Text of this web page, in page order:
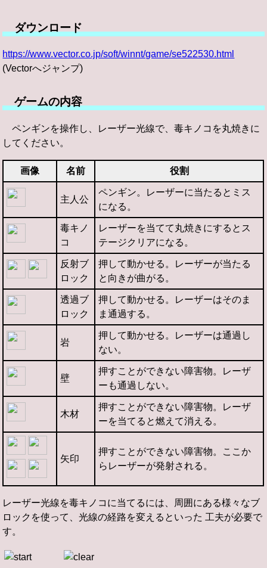
ダウンロード
https://www.vector.co.jp/soft/winnt/game/se522530.html
(Vectorへジャンプ)
ゲームの内容
ペンギンを操作し、レーザー光線で、毒キノコを丸焼きに
してください。
画像 名前 役割
主人公
ペンギン。レーザーに当たるとミス
になる。
毒キノ
コ
レーザーを当てて丸焼きにするとス
テージクリアになる。
反射ブ
ロック
押して動かせる。レーザーが当たる
と向きが曲がる。
透過ブ
ロック
押して動かせる。レーザーはそのま
ま通過する。
岩
押して動かせる。レーザーは通過し
ない。
壁
押すことができない障害物。レーザ
ーも通過しない。
木材
押すことができない障害物。レーザ
ーを当てると燃えて消える。
矢印
押すことができない障害物。ここか
らレーザーが発射される。
レーザー光線を毒キノコに当てるには、周囲にある様々なブ
ロックを使って、光線の経路を変えるといった 工夫が必要で
す。